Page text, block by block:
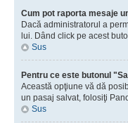
Cum pot raporta mesaje
Dacă administratorul a
lui. Dând click pe acest
Sus
Pentru ce este butonul
Această opţiune vă dă
un pasaj salvat, folosiţi
Sus